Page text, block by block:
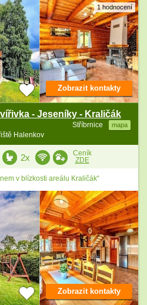
1 hodnocení
- Jeseníky - Kraličák
Stříbrnice mapa
Halenkov
Zobrazit kontakty
2x
Ceník
ZDE
v blízkosti areálu Kraličák“
Zobrazit kontakty